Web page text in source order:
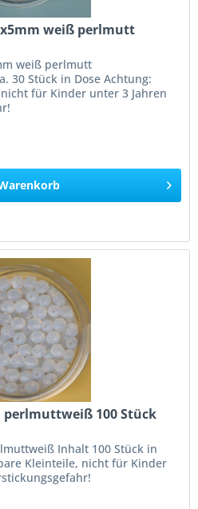
weiß perlmutt
weiß perlmutt
30 Stück in Dose Achtung:
für Kinder unter 3 Jahren
100 Stück
Inhalt 100 Stück in
Kleinteile, nicht für Kinder